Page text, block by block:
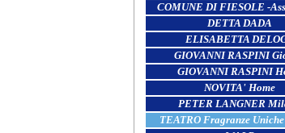
COMUNE DI FIESOLE -
DETTA DADA
ELISABETTA
GIOVANNI RASPINI
GIOVANNI RASPINI
NOVITA' Home
PETER LANGNER
TEATRO Fragranze